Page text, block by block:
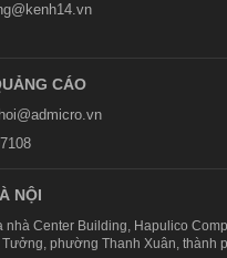
CÁO
NỘI
nhà Center Building, Hapulico
Tưởng, phường Thanh Xuân, thành